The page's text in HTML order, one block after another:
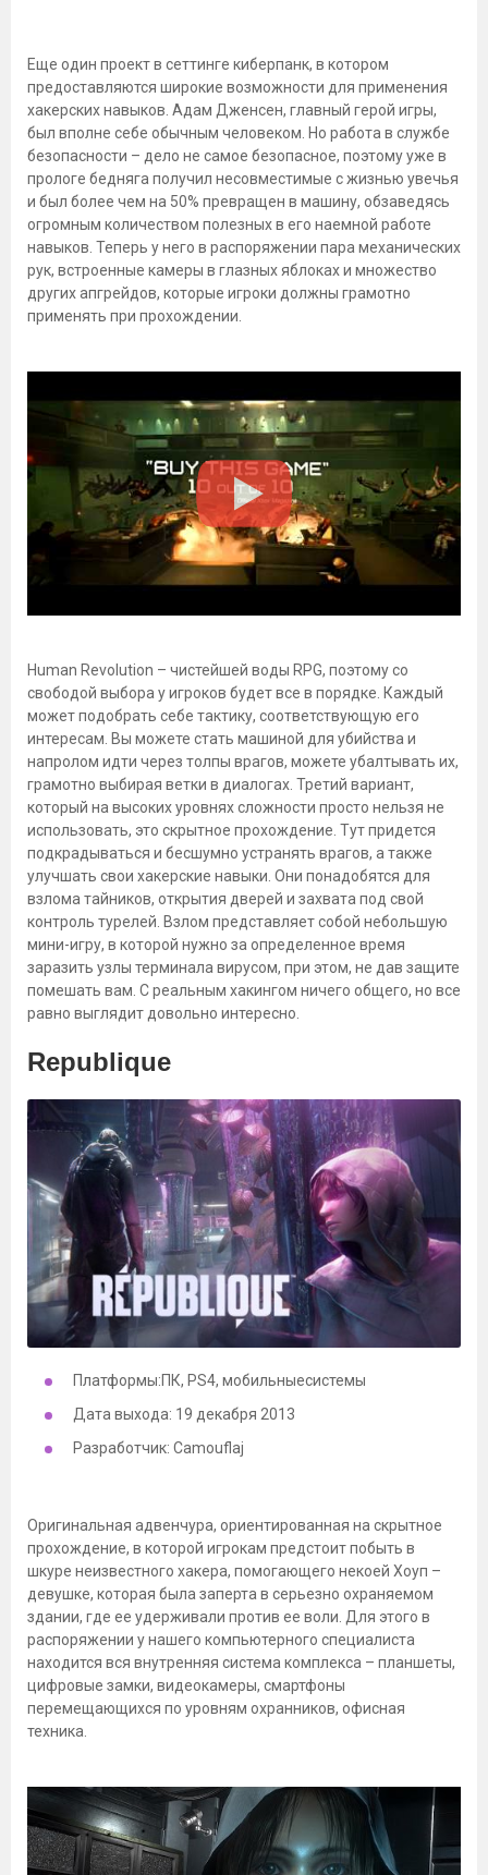
Еще один проект в сеттинге киберпанк, в котором
предоставляются широкие возможности для применения
хакерских навыков. Адам Дженсен, главный герой игры,
был вполне себе обычным человеком. Но работа в службе
безопасности – дело не самое безопасное, поэтому уже в
прологе бедняга получил несовместимые с жизнью увечья
и был более чем на 50% превращен в машину, обзаведясь
огромным количеством полезных в его наемной работе
навыков. Теперь у него в распоряжении пара механических
рук, встроенные камеры в глазных яблоках и множество
других апгрейдов, которые игроки должны грамотно
применять при прохождении.
Human Revolution – чистейшей воды RPG, поэтому со
свободой выбора у игроков будет все в порядке. Каждый
может подобрать себе тактику, соответствующую его
интересам. Вы можете стать машиной для убийства и
напролом идти через толпы врагов, можете убалтывать их,
грамотно выбирая ветки в диалогах. Третий вариант,
который на высоких уровнях сложности просто нельзя не
использовать, это скрытное прохождение. Тут придется
подкрадываться и бесшумно устранять врагов, а также
улучшать свои хакерские навыки. Они понадобятся для
взлома тайников, открытия дверей и захвата под свой
контроль турелей. Взлом представляет собой небольшую
мини-игру, в которой нужно за определенное время
заразить узлы терминала вирусом, при этом, не дав защите
помешать вам. С реальным хакингом ничего общего, но все
равно выглядит довольно интересно.
Republique
Платформы:ПК, PS4, мобильныесистемы
Дата выхода: 19 декабря 2013
Разработчик: Camouflaj
Оригинальная адвенчура, ориентированная на скрытное
прохождение, в которой игрокам предстоит побыть в
шкуре неизвестного хакера, помогающего некоей Хоуп –
девушке, которая была заперта в серьезно охраняемом
здании, где ее удерживали против ее воли. Для этого в
распоряжении у нашего компьютерного специалиста
находится вся внутренняя система комплекса – планшеты,
цифровые замки, видеокамеры, смартфоны
перемещающихся по уровням охранников, офисная
техника.